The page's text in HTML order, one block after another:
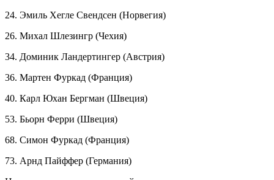
24. Эмиль Хегле Свендсен (Норвегия)
26. Михал Шлезингр (Чехия)
34. Доминик Ландертингер (Австрия)
36. Мартен Фуркад (Франция)
40. Карл Юхан Бергман (Швеция)
53. Бьорн Ферри (Швеция)
68. Симон Фуркад (Франция)
73. Арнд Пайффер (Германия)